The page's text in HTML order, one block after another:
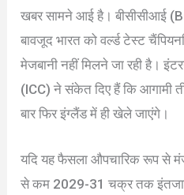
खबर सामने आई है। बीसीसीआई
बावजूद भारत को वर्ल्ड टेस्ट
मेजबानी नहीं मिलने जा रही है।
(ICC) ने संकेत दिए हैं कि आगामी
बार फिर इंग्लैंड में ही खेले जाएंगे।
यदि यह फैसला औपचारिक रूप से
से कम 2029-31 चक्र तक इंतजार